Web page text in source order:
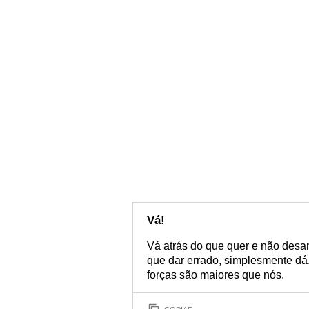
Vá!
Vá atrás do que quer e não
que dar errado, simplesmente
forças são maiores que nós.